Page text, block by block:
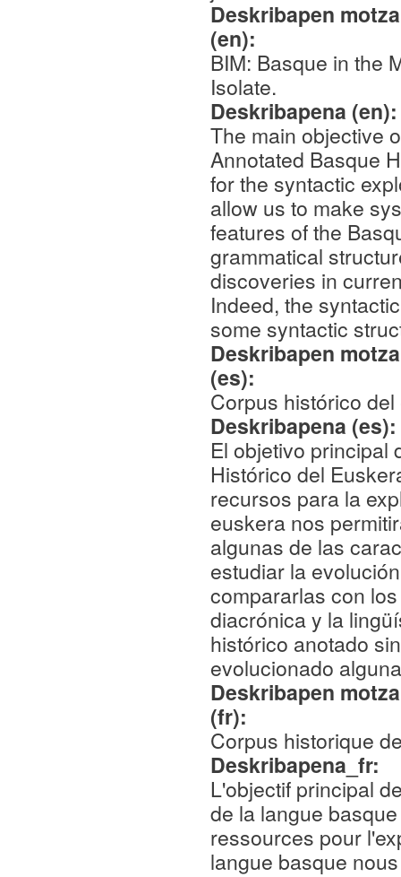
Deskribapen
(en):
BIM: Basque in the
Isolate.
Deskribapena
The main objective
Annotated Basque
for the syntactic
allow us to make
features of the
grammatical
discoveries in
Indeed, the
some syntactic
Deskribapen
(es):
Corpus histórico
Deskribapena (es):
El objetivo principal
Histórico del
recursos para la
euskera nos
algunas de las
estudiar la
compararlas con
diacrónica y la
histórico anotado
evolucionado
Deskribapen
(fr):
Corpus historique
Deskribapena_fr:
L'objectif principal
de la langue
ressources pour
langue basque